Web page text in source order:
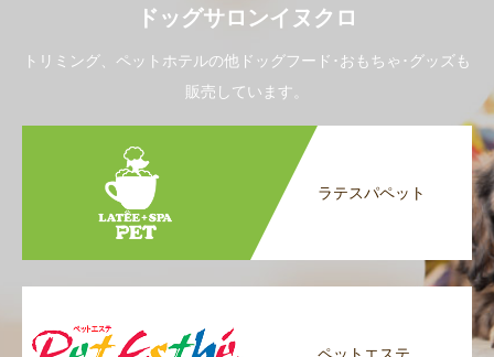
ドッグサロンイヌクロ
トリミング、ペットホテルの他ドッグフード･おもちゃ･グッズも
販売しています。
ラテスパペット